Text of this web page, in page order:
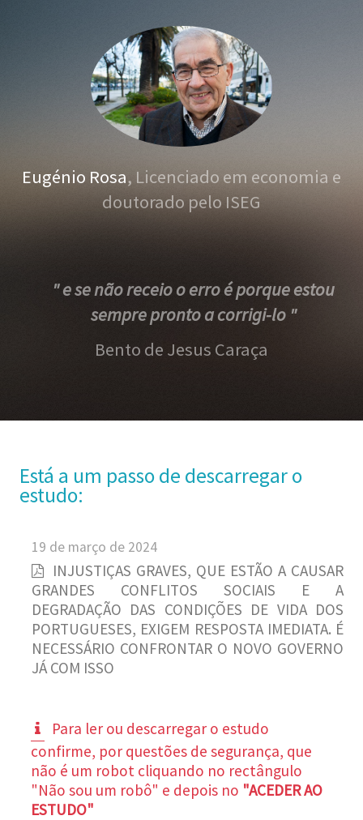
Eugénio Rosa, Licenciado em economia e
doutorado pelo ISEG
" e se não receio o erro é porque estou
sempre pronto a corrigi-lo "
Bento de Jesus Caraça
Está a um passo de descarregar o
estudo:
19 de março de 2024
INJUSTIÇAS GRAVES, QUE ESTÃO A CAUSAR
GRANDES CONFLITOS SOCIAIS E A
DEGRADAÇÃO DAS CONDIÇÕES DE VIDA DOS
PORTUGUESES, EXIGEM RESPOSTA IMEDIATA. É
NECESSÁRIO CONFRONTAR O NOVO GOVERNO
JÁ COM ISSO
Para ler ou descarregar o estudo
confirme, por questões de segurança, que
não é um robot cliquando no rectângulo
"Não sou um robô" e depois no "ACEDER AO
ESTUDO"